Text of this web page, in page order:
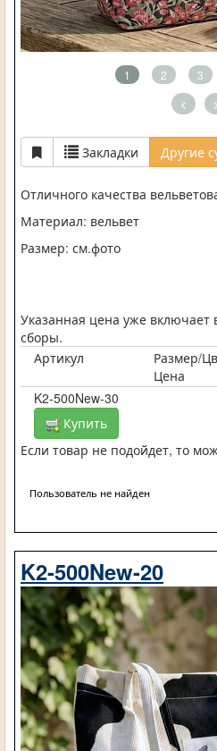
1 2 3
< >
Закладки Другие
Отличного качества
Материал: вельвет
Размер: см.фото
Указанная цена уже включает
сборы.
Артикул
Размер/
Цена
K2-500New-30
Купить
Если товар не подойдет, то
Пользователь не найден
K2-500New-20